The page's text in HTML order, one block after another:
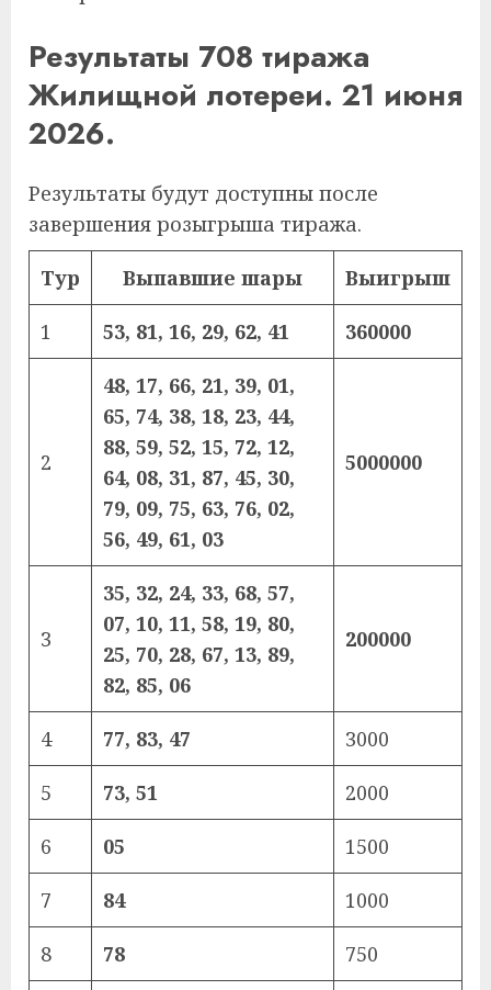
Результаты 708 тиража
Жилищной лотереи. 21 июня
2026.
Результаты будут доступны после
завершения розыгрыша тиража.
Тур Выпавшие шары Выигрыш
1 53, 81, 16, 29, 62, 41 360000
2
48, 17, 66, 21, 39, 01,
65, 74, 38, 18, 23, 44,
88, 59, 52, 15, 72, 12,
64, 08, 31, 87, 45, 30,
79, 09, 75, 63, 76, 02,
56, 49, 61, 03
5000000
3
35, 32, 24, 33, 68, 57,
07, 10, 11, 58, 19, 80,
25, 70, 28, 67, 13, 89,
82, 85, 06
200000
4 77, 83, 47 3000
5 73, 51 2000
6 05 1500
7 84 1000
8 78 750